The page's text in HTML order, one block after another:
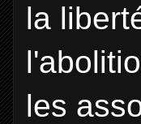
la
les